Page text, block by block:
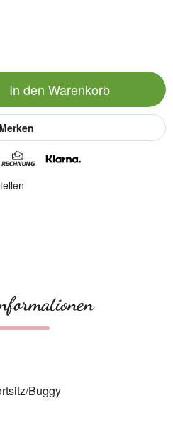
In den Warenkorb
Merken
Buggy